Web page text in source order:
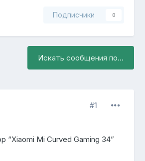
Подписчики 0
Искать сообщения по...
#1
“Xiaomi Mi Curved Gaming 34”